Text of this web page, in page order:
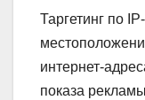
Таргетинг по
интернет-
показа